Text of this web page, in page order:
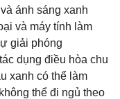
ánh sáng xanh
và máy tính làm
giải phóng
dụng điều hòa chu
xanh có thể làm
thể đi ngủ theo